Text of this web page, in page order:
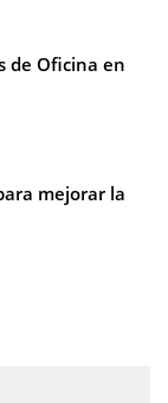
de Oficina en
mejorar la